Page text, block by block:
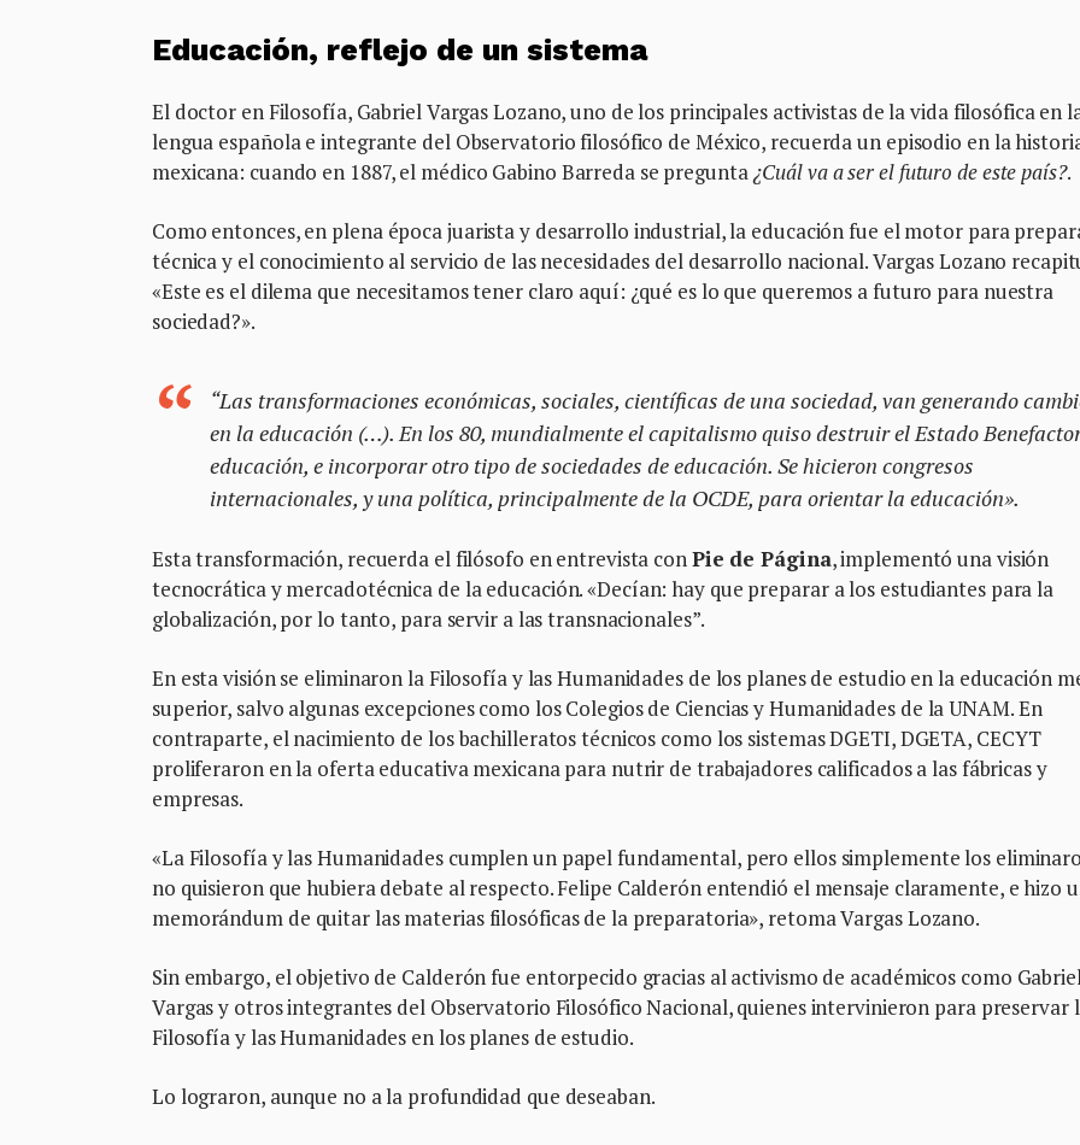
Educación, reflejo de un sistema
El doctor en Filosofía, Gabriel Vargas Lozano, uno de los principales activistas de la vida filosófica en
lengua española e integrante del Observatorio filosófico de México, recuerda un episodio en la
mexicana: cuando en 1887, el médico Gabino Barreda se pregunta¿Cuál va a ser el futuro de este país?.
Como entonces, en plena época juarista y desarrollo industrial, la educación fue el motor para
técnica y el conocimiento al servicio de las necesidades del desarrollo nacional. Vargas Lozano
«Este es el dilema que necesitamos tener claro aquí: ¿qué es lo que queremos a futuro para nuestra
sociedad?».
“Las transformaciones económicas, sociales, científicas de una sociedad, van generando
en la educación (…). En los 80, mundialmente el capitalismo quiso destruir el Estado
educación, e incorporar otro tipo de sociedades de educación. Se hicieron congresos
internacionales, y una política, principalmente de la OCDE, para orientar la educación».
Esta transformación, recuerda el filósofo en entrevista conPie de Página, implementó una visión
tecnocrática y mercadotécnica de la educación. «Decían: hay que preparar a los estudiantes para la
globalización, por lo tanto, para servir a las transnacionales”.
En esta visión se eliminaron la Filosofía y las Humanidades de los planes de estudio en la educación
superior, salvo algunas excepciones como los Colegios de Ciencias y Humanidades de la UNAM. En
contraparte, el nacimiento de los bachilleratos técnicos como los sistemas DGETI, DGETA, CECYT
proliferaron en la oferta educativa mexicana para nutrir de trabajadores calificados a las fábricas y
empresas.
«La Filosofía y las Humanidades cumplen un papel fundamental, pero ellos simplemente los
no quisieron que hubiera debate al respecto. Felipe Calderón entendió el mensaje claramente, e hizo
memorándum de quitar las materias filosóficas de la preparatoria», retoma Vargas Lozano.
Sin embargo, el objetivo de Calderón fue entorpecido gracias al activismo de académicos como
Vargas y otros integrantes del Observatorio Filosófico Nacional, quienes intervinieron para preservar
Filosofía y las Humanidades en los planes de estudio.
Lo lograron, aunque no a la profundidad que deseaban.